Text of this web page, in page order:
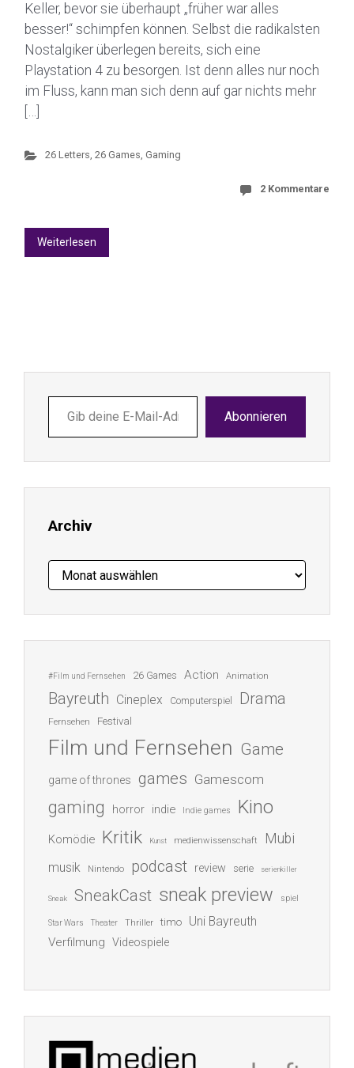
Keller, bevor sie überhaupt „früher war alles
besser!“ schimpfen können. Selbst die radikalsten
Nostalgiker überlegen bereits, sich eine
Playstation 4 zu besorgen. Ist denn alles nur noch
im Fluss, kann man sich denn auf gar nichts mehr
[…]
26 Letters, 26 Games, Gaming
2 Kommentare
Weiterlesen
deine
E-
ein ...
Abonnieren
Archiv
Archiv
#Film und Fernsehen 26 Games Action Animation
Bayreuth Cineplex Computerspiel Drama
Fernsehen Festival
Film und Fernsehen Game
game of thrones games Gamescom
gaming horror indie Indie games Kino
Komödie Kritik Kunst medienwissenschaft Mubi
musik Nintendo podcast review serie serienkiller
Sneak SneakCast sneak preview spiel
Star Wars Theater Thriller timo Uni Bayreuth
Verfilmung Videospiele